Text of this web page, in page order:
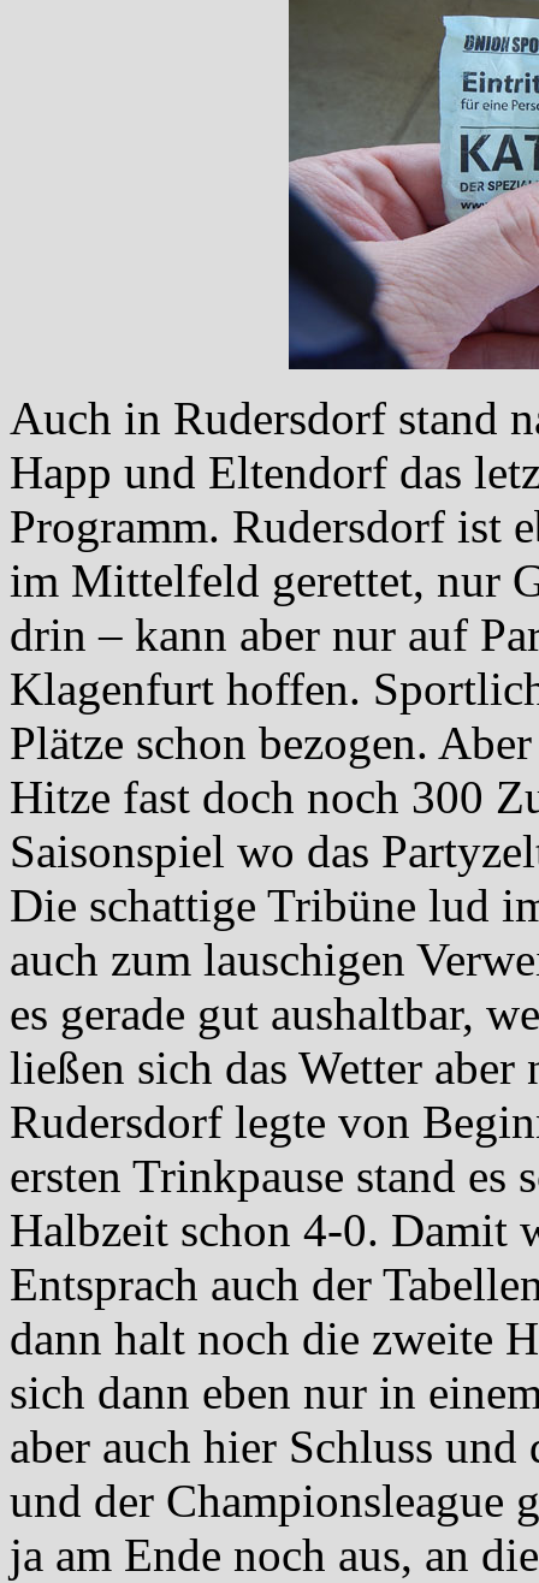
Auch in Rudersdorf stand
Happ und Eltendorf das
Programm. Rudersdorf ist
im Mittelfeld gerettet, nur
drin – kann aber nur auf
Klagenfurt hoffen.
Plätze schon bezogen.
Hitze fast doch noch 300
Saisonspiel wo das
Die schattige Tribüne lud
auch zum lauschigen
es gerade gut aushaltbar,
ließen sich das Wetter
Rudersdorf legte von
ersten Trinkpause stand es
Halbzeit schon 4-0. Damit
Entsprach auch der
dann halt noch die zweite
sich dann eben nur in
aber auch hier Schluss
und der Championsleague
ja am Ende noch aus, an